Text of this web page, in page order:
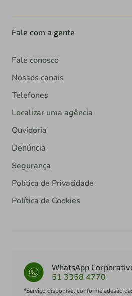
Fale com a gente
Fale conosco
Nossos canais
Telefones
Localizar uma agência
Ouvidoria
Denúncia
Segurança
Política de Privacidade
Política de Cookies
WhatsApp
51 3358 4770
*Serviço disponível conforme adesão